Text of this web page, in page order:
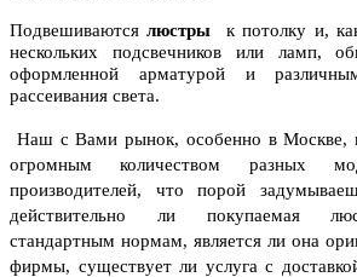
Подвешиваютсялюстры
к потолку и,
нескольких подсвечников или ламп,
оформленной арматурой и
рассеивания света.
Наш с Вами рынок, особенно в Москве,
огромным количеством разных
производителей, что порой
действительно ли покупаемая
стандартным нормам, является ли она
фирмы, существует ли услуга с